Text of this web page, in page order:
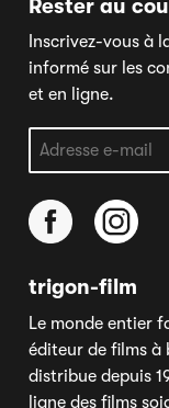
Rester au
Inscrivez-vous à
informé sur les
et en ligne.
trigon-film
Le monde entier
éditeur de films à
distribue depuis
ligne des films